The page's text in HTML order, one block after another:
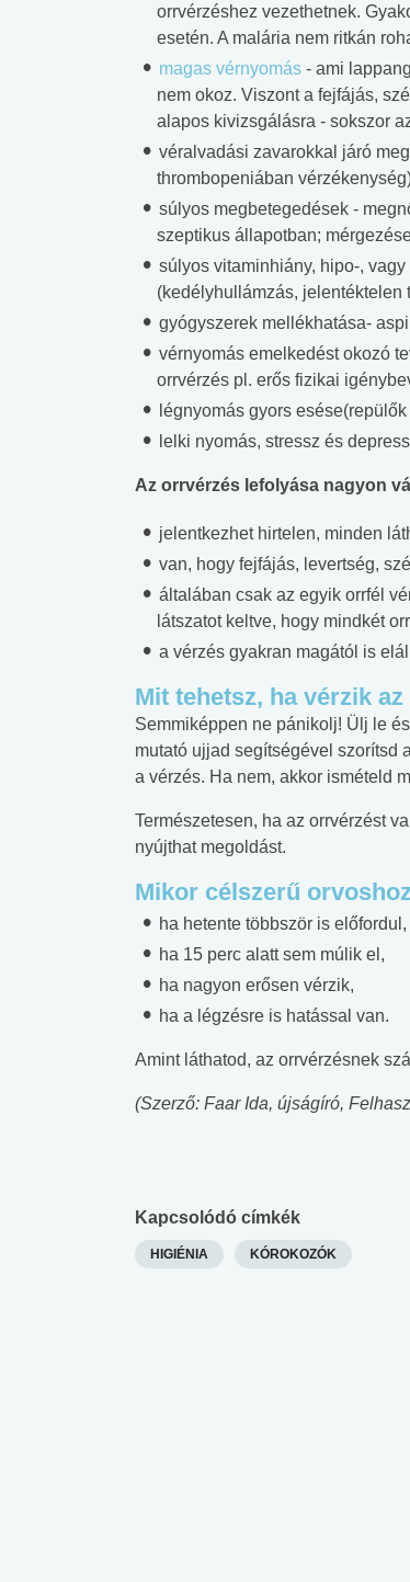
orrvérzéshez vezethetnek.
esetén. A malária nem ritkán
magas vérnyomás - ami
nem okoz. Viszont a fejfájás,
alapos kivizsgálásra - sokszor
véralvadási zavarokkal járó
thrombopeniában
súlyos megbetegedések -
szeptikus állapotban;
súlyos vitaminhiány, hipo-,
(kedélyhullámzás, jelentéktelen
gyógyszerek mellékhatása-
vérnyomás emelkedést okozó
orrvérzés pl. erős fizikai
légnyomás gyors
lelki nyomás, stressz és
Az orrvérzés lefolyása nagyon
jelentkezhet hirtelen, minden
van, hogy fejfájás, levertség,
általában csak az egyik orrfél
látszatot keltve, hogy mindkét
a vérzés gyakran magától is
Mit tehetsz, ha vérzik
Semmiképpen ne pánikolj! Ülj le
mutató ujjad segítségével szorítsd
a vérzés. Ha nem, akkor ismételd
Természetesen, ha az orrvérzést
nyújthat megoldást.
Mikor célszerű
ha hetente többször is előfordul,
ha 15 perc alatt sem múlik el,
ha nagyon erősen vérzik,
ha a légzésre is hatással van.
Amint láthatod, az orrvérzésnek
(Szerző: Faar Ida, újságíró,
Kapcsolódó címkék
HIGIÉNIA KÓROKOZÓK
#Zöldövezet
lábnyomod?
#Betegségek